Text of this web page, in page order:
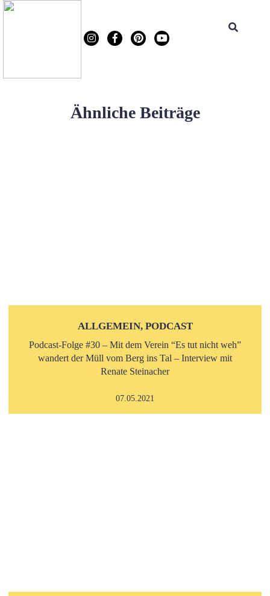
Ähnliche Beiträge
ALLGEMEIN, PODCAST
Podcast-Folge #30 – Mit dem Verein “Es tut nicht weh”
wandert der Müll vom Berg ins Tal – Interview mit
Renate Steinacher
07.05.2021